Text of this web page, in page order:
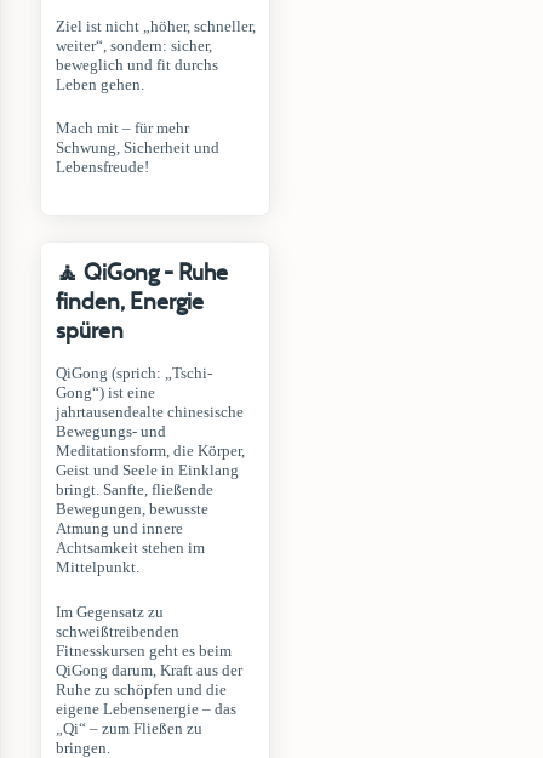
Ziel ist nicht „höher, schneller,
weiter“, sondern: sicher,
beweglich und fit durchs
Leben gehen.
Mach mit – für mehr
Schwung, Sicherheit und
Lebensfreude!
🧘 QiGong - Ruhe
finden, Energie
spüren
QiGong (sprich: „Tschi-
Gong“) ist eine
jahrtausendealte chinesische
Bewegungs- und
Meditationsform, die Körper,
Geist und Seele in Einklang
bringt. Sanfte, fließende
Bewegungen, bewusste
Atmung und innere
Achtsamkeit stehen im
Mittelpunkt.
Im Gegensatz zu
schweißtreibenden
Fitnesskursen geht es beim
QiGong darum, Kraft aus der
Ruhe zu schöpfen und die
eigene Lebensenergie – das
„Qi“ – zum Fließen zu
bringen.